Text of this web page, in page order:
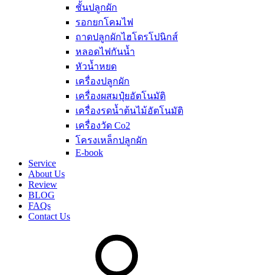
ชั้นปลูกผัก
รอกยกโคมไฟ
ถาดปลูกผักไฮโดรโปนิกส์
หลอดไฟกันน้ำ
หัวน้ำหยด
เครื่องปลูกผัก
เครื่องผสมปุ๋ยอัตโนมัติ
เครื่องรดน้ำต้นไม้อัตโนมัติ
เครื่องวัด Co2
โครงเหล็กปลูกผัก
E-book
Service
About Us
Review
BLOG
FAQs
Contact Us